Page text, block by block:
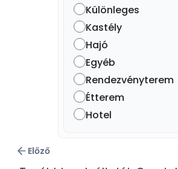
Különleges
Kastély
Hajó
Egyéb
Rendezvényterem
Étterem
Hotel
Előző